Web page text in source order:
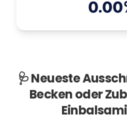
🩺 Neueste
Becken oder